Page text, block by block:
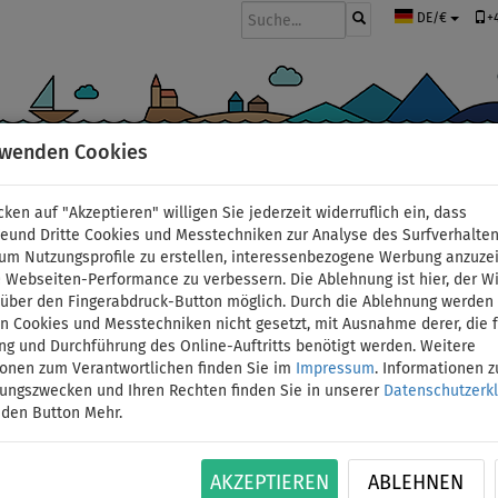
Cookies
auf "Akzeptieren" willigen Sie jederzeit widerruflich ein, dass
Dritte Cookies und Messtechniken zur Analyse des
Nutzungsprofile zu erstellen, interessenbezogene Werbung
Webseiten-Performance zu verbessern. Die Ablehnung ist hier, der
den Fingerabdruck-Button möglich. Durch die Ablehnung werden
Cookies und Messtechniken nicht gesetzt, mit Ausnahme derer, die
und Durchführung des Online-Auftritts benötigt werden. Weitere
zum Verantwortlichen finden Sie im
Impressum. Informationen
und Ihren Rechten finden Sie in unserer
Button Mehr.
AKZEPTIEREN ABLEHNEN
DE/€
T-Shirt Damen
kurzarm - Größe: XS
Damen-Lycra von PADDLEFASHION.COM
eintauchen kühlt es angenehm ab und